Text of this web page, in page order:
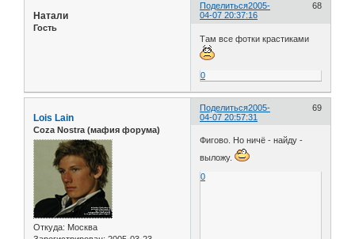
Поделиться 68
2005-
04-07 20:37:16
Натали
Гость
Там все фотки крастиками
0
Поделиться 69
2005-
04-07 20:57:31
Lois Lain
Coza Nostra (мафия форума)
Откуда: Москва
Фигово. Но ничё - найду -
выложу.
0